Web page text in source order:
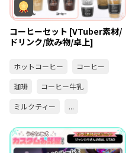
コーヒーセット [VTuber素材/
ドリンク/飲み物/卓上]
ホットコーヒー
コーヒー
珈琲
コーヒー牛乳
ミルクティー
...